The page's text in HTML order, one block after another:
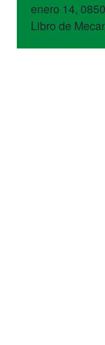
enero 14, 0850
Libro de